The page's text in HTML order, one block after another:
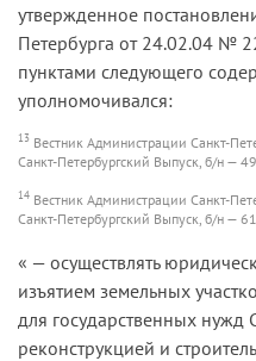
утвержденное
Петербурга от 24.02.04 №
пунктами следующего
уполномочивался:
13 Вестник Администрации Санкт-
Санкт-Петербургский Выпуск, б/н —
14 Вестник Администрации Санкт-
Санкт-Петербургский Выпуск, б/н —
« — осуществлять
изъятием земельных
для государственных нужд
реконструкцией и